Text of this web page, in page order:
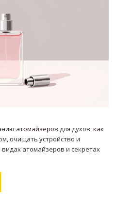
атомайзеров для духов: как
очищать устройство и
атомайзеров и секретах